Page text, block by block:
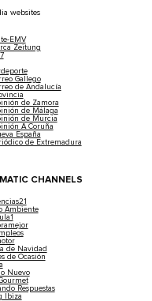
websites
EMV
Zeitung
Gallego
de Andalucía
de Zamora
de Málaga
de Murcia
A Coruña
España
de Extremadura
CHANNELS
Ambiente
de Navidad
de Ocasión
Nuevo
Respuestas
Ibiza